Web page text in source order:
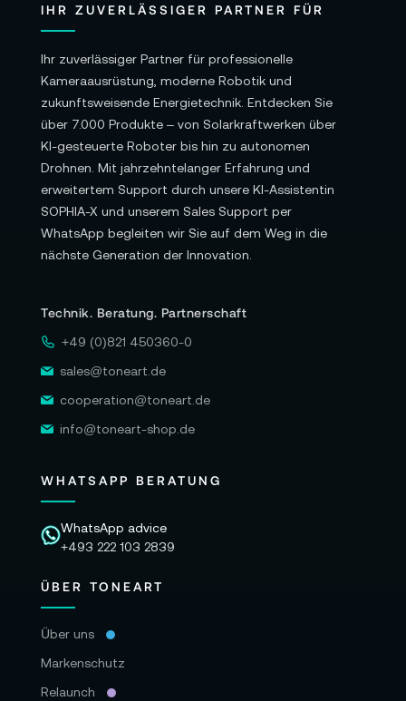
IHR ZUVERLÄSSIGER PARTNER FÜR
Ihr zuverlässiger Partner für professionelle
Kameraausrüstung, moderne Robotik und
zukunftsweisende Energietechnik. Entdecken Sie
über 7.000 Produkte – von Solarkraftwerken über
KI-gesteuerte Roboter bis hin zu autonomen
Drohnen. Mit jahrzehntelanger Erfahrung und
erweitertem Support durch unsere KI-Assistentin
SOPHIA-X und unserem Sales Support per
WhatsApp begleiten wir Sie auf dem Weg in die
nächste Generation der Innovation.
Technik. Beratung. Partnerschaft
+49 (0)821 450360-0
sales@toneart.de
cooperation@toneart.de
info@toneart-shop.de
WHATSAPP BERATUNG
WhatsApp advice
+493 222 103 2839
ÜBER TONEART
Über uns
Markenschutz
Relaunch